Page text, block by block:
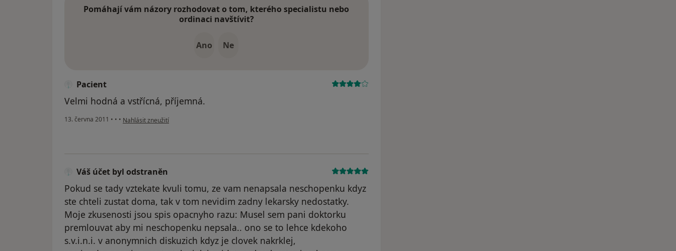
Pomáhají vám názory rozhodovat o tom, kterého specialistu nebo
ordinaci navštívit?
Ano Ne
Pacient
Velmi hodná a vstřícná, příjemná.
13. června 2011 • • • podle názoru uživatele Pacient
Nahlásit zneužití
Váš účet byl odstraněn
Pokud se tady vztekate kvuli tomu, ze vam nenapsala neschopenku kdyz
ste chteli zustat doma, tak v tom nevidim zadny lekarsky nedostatky.
Moje zkusenosti jsou spis opacnyho razu: Musel sem pani doktorku
premlouvat aby mi neschopenku nepsala.. ono se to lehce kdekoho
s.v.i.n.i. v anonymnich diskuzich kdyz je clovek nakrklej,